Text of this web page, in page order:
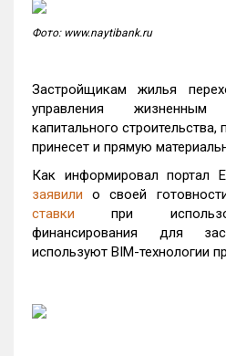
Фото: www.naytibank.ru
Застройщикам жилья
управления
капитального
принесет и прямую
Как информировал портал
заявили о своей
ставки при
финансирования для
используют BIM-технологии